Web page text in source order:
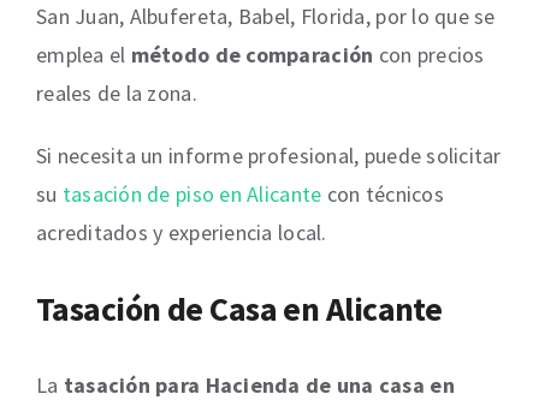
San Juan, Albufereta, Babel, Florida, por lo que se
emplea el método de comparación con precios
reales de la zona.
Si necesita un informe profesional, puede solicitar
su tasación de piso en Alicante con técnicos
acreditados y experiencia local.
Tasación de Casa en Alicante
La tasación para Hacienda de una casa en